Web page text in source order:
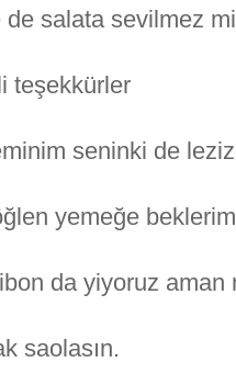
de salata sevilmez
teşekkürler
seninki de
yemeğe
da yiyoruz
saolasın.